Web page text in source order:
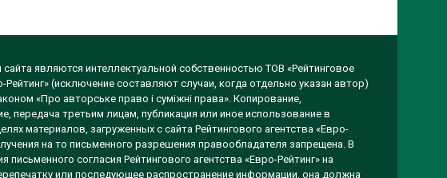
являются интеллектуальной собственностью ТОВ «Рейтинговое
Рейтинг» (исключение составляют случаи, когда отдельно указан автор)
«Про авторське право і суміжні права». Копирование,
передача третьим лицам, публикация или иное использование в
материалов, загруженных с сайта Рейтингового агентства «Евро-
на то письменного разрешения правообладателя запрещена. В
письменного согласия Рейтингового агентства «Евро-Рейтинг» на
или последующее распространение информации, она должна